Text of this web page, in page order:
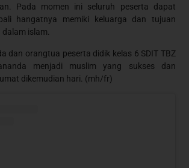
Pada momen ini seluruh peserta dapat
hangatnya memiki keluarga dan tujuan
dalam islam.
dan orangtua peserta didik kelas 6 SDIT TBZ
menjadi muslim yang sukses dan
dikemudian hari. (mh/fr)